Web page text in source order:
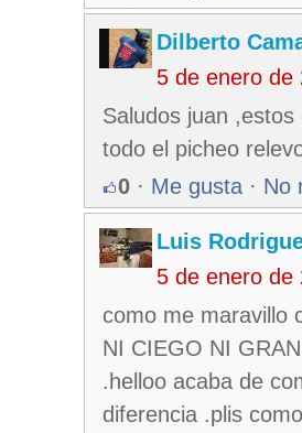
Dilberto
5 de enero de
Saludos juan
todo el picheo
0 · Me gusta · No
Luis
5 de enero de
como me maravillo
NI CIEGO NI
.helloo acaba de
diferencia .plis